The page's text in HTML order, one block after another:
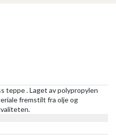
teppe . Laget av polypropylen
fremstilt fra olje og